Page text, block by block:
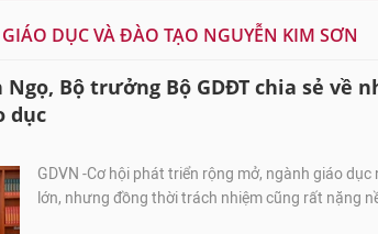
DỤC VÀ ĐÀO TẠO NGUYỄN KIM SƠN
Bộ trưởng Bộ GDĐT chia sẻ về
dục
GDVN -Cơ hội phát triển rộng mở, ngành giáo
lớn, nhưng đồng thời trách nhiệm cũng rất nặng